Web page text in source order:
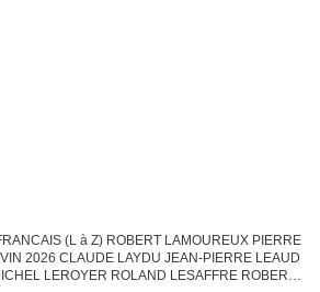
(L à Z) ROBERT LAMOUREUX PIERRE
2026 CLAUDE LAYDU JEAN-PIERRE LEAUD
LEROYER ROLAND LESAFFRE ROBERT